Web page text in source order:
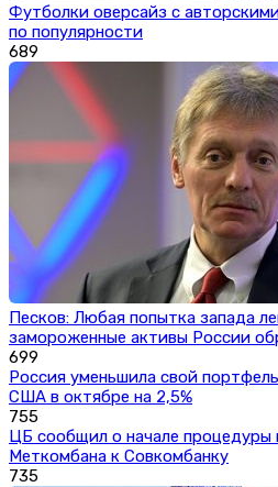
Футболки оверсайз с
по популярности
689
Песков: Любая попытка запада
замороженные активы России
699
Россия уменьшила свой
США в октябре на 2,5%
755
ЦБ сообщил о начале процедуры
Меткомбана к Совкомбанку
735